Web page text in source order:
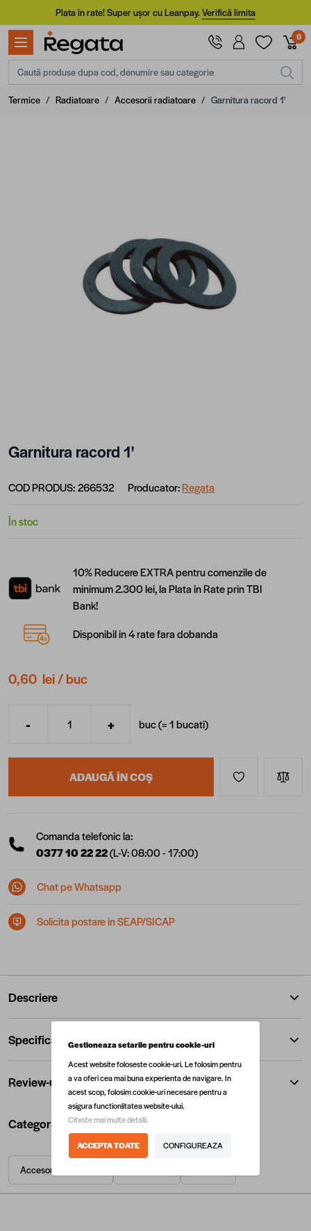
Mergi la ConținutPlata în rate! Super ușor cu Leanpay.Verifică limita
0
Caută produse dupa cod, denumire sau categorie
Termice / Radiatoare / Accesorii radiatoare / Garnitura racord 1'
Garnitura racord 1'
COD PRODUS:266532 Producator:Regata
În stoc
10% Reducere EXTRA pentru comenzile de
minimum 2.300 lei, la Plata în Rate prin TBI
Bank!
Disponibil in 4 rate fara dobanda
0,60 lei/ buc
Cantitate
- + buc (=1bucati)
ADAUGĂ ÎN COȘ
Comanda telefonic la:
0377 10 22 22(L-V: 08:00 - 17:00)
Chat pe Whatsapp
Solicita postare in SEAP/SICAP
Descriere
Specificatii
Review-uri
Categorii utile
Accesorii radiatoare
Gestioneaza setarile pentru cookie-uri
Acest website foloseste cookie-uri. Le folosim pentru
a va oferi cea mai buna experienta de navigare. In
acest scop, folosim cookie-uri necesare pentru a
asigura functionlitatea website-ului.
Citeste mai multe detalii.
ACCEPTA TOATE CONFIGUREAZA